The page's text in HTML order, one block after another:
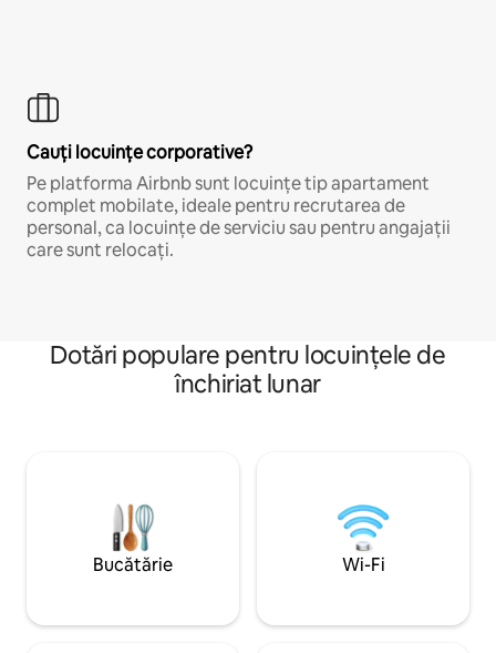
Cauți locuințe corporative?
Pe platforma Airbnb sunt locuințe tip apartament
complet mobilate, ideale pentru recrutarea de
personal, ca locuințe de serviciu sau pentru angajații
care sunt relocați.
Dotări populare pentru locuințele de
închiriat lunar
Bucătărie Wi-Fi